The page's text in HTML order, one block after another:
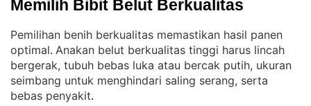
Memilih Bibit Belut Berkualitas
Pemilihan benih berkualitas memastikan hasil panen
optimal. Anakan belut berkualitas tinggi harus lincah
bergerak, tubuh bebas luka atau bercak putih, ukuran
seimbang untuk menghindari saling serang, serta
bebas penyakit.